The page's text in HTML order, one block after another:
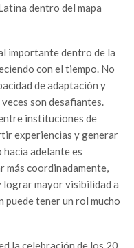
dentro del mapa
importante dentro de la
con el tiempo. No
de adaptación y
son desafiantes.
instituciones de
experiencias y generar
adelante es
coordinadamente,
lograr mayor visibilidad a
puede tener un rol mucho
la celebración de los 20